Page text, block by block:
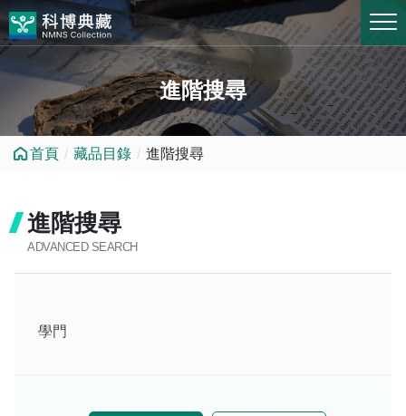
跳到中央內容區塊
進階搜尋
首頁 藏品目錄 進階搜尋
進階搜尋
ADVANCED SEARCH
學門